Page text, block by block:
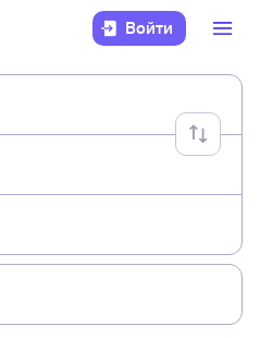
Войти